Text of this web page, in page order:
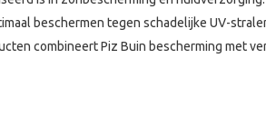
beschermen tegen schadelijke UV-
combineert Piz Buin bescherming met